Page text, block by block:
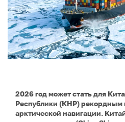
2026 год может стать для
Республики (КНР) рекордным
арктической навигации.